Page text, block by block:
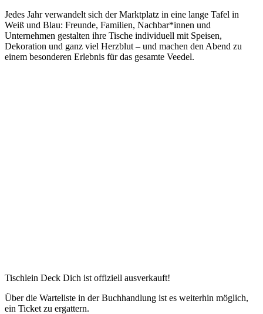
Jedes Jahr verwandelt sich der Marktplatz in eine lange Tafel in
Weiß und Blau: Freunde, Familien, Nachbar*innen und
Unternehmen gestalten ihre Tische individuell mit Speisen,
Dekoration und ganz viel Herzblut – und machen den Abend zu
einem besonderen Erlebnis für das gesamte Veedel.
Tischlein Deck Dich ist offiziell ausverkauft!
Über die Warteliste in der Buchhandlung ist es weiterhin möglich,
ein Ticket zu ergattern.